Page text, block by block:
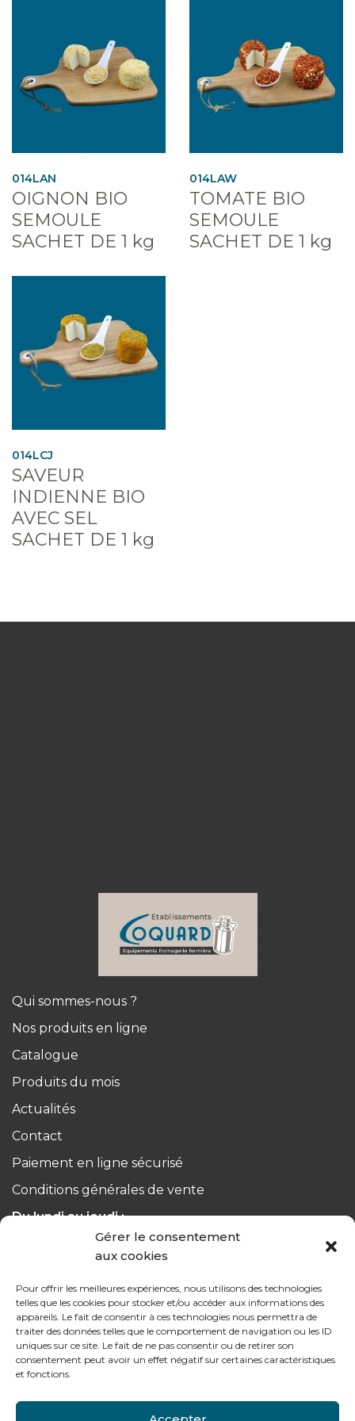
Gérer le consentement
aux cookies
Pour offrir les meilleures expériences, nous utilisons des technologies
telles que les cookies pour stocker et/ou accéder aux informations des
appareils. Le fait de consentir à ces technologies nous permettra de
traiter des données telles que le comportement de navigation ou les ID
uniques sur ce site. Le fait de ne pas consentir ou de retirer son
consentement peut avoir un effet négatif sur certaines caractéristiques
et fonctions.
014LAN
OIGNON BIO
SEMOULE
SACHET DE 1 kg
014LAW
TOMATE BIO
SEMOULE
SACHET DE 1 kg
014LCJ
SAVEUR
INDIENNE BIO
AVEC SEL
SACHET DE 1 kg
Qui sommes-nous ?
Nos produits en ligne
Catalogue
Produits du mois
Actualités
Contact
Paiement en ligne sécurisé
Conditions générales de vente
Du lundi au jeudi :
de 8h à 12h30 et de 13h30 à 17h20
de 8h à 12h30 et de 13h30 à 16h